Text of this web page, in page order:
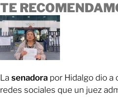
TE
La senadora por Hidalgo dio a
redes sociales que un juez